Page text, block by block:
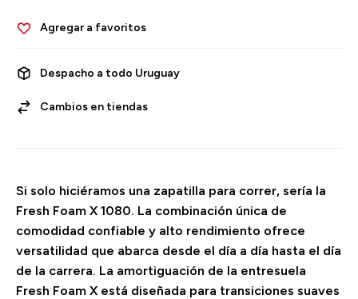
Despacho a todo Uruguay
Cambios en tiendas
Si solo hiciéramos una zapatilla para correr, sería la
Fresh Foam X 1080. La combinación única de
comodidad confiable y alto rendimiento ofrece
versatilidad que abarca desde el día a día hasta el día
de la carrera. La amortiguación de la entresuela
Fresh Foam X está diseñada para transiciones suaves